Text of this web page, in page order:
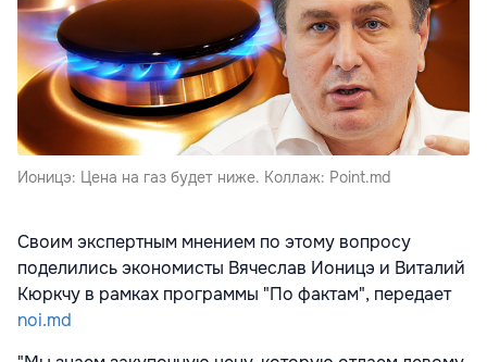
Ионицэ: Цена на газ будет ниже. Коллаж: Point.md
Своим экспертным мнением по этому вопросу
поделились экономисты Вячеслав Ионицэ и Виталий
Кюркчу в рамках программы "По фактам", передает
noi.md